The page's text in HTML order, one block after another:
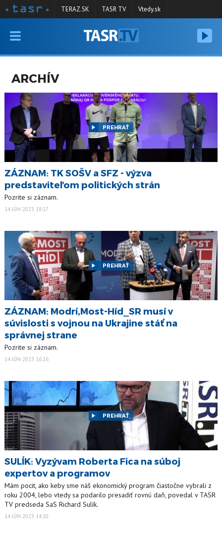
VYSIELANIE
SPRAVODAJSTVO
KONTAKT
ARCHÍV
TERAZ.SK TASR TV Vtedy.sk
ARCHÍV
PREHRAŤ
ZÁZNAM: TK SOŠV a SFZ - výzva
predstaviteľom politických strán
Pozrite si záznam.
14 JÚN 2023 18:17
PREHRAŤ
ZÁZNAM: Modrí,Most-Híd_SR musí v
súvislosti s vojnou na Ukrajine stáť na
správnej strane
Pozrite si záznam.
14 JÚN 2023 16:16
PREHRAŤ
SULÍK: Vyzývam Roberta Fica na súboj
expertov a programov
Mám pocit, ako keby sme náš ekonomický program čiastočne vybrali z
roku 2004, lebo vtedy sa podarilo presadiť rovnú daň, povedal v TASR
TV predseda SaS Richard Sulík.
14 JÚN 2023 14:10